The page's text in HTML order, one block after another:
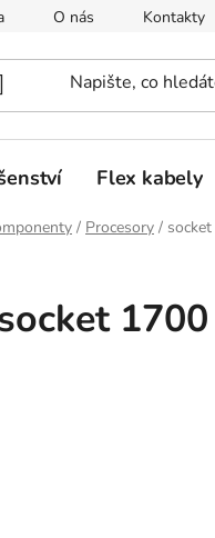
O nás Kontakty
Flex kabely
/ Procesory /
1700